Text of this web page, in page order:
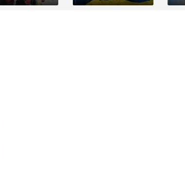
סאמעט באלבום פורימי
ארגון "ביחד ננצח"